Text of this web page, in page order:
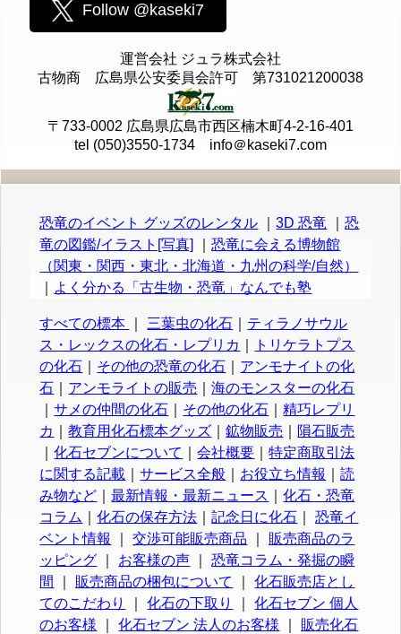
Follow @kaseki7
運営会社 ジュラ株式会社
古物商 広島県公安委員会許可 第731021200038
〒733-0002 広島県広島市西区楠木町4-2-16-401
tel (050)3550-1734 info＠kaseki7.com
恐竜のイベント グッズのレンタル ｜3D 恐竜 ｜恐
竜の図鑑/イラスト[写真]
｜恐竜に会える博物館
（関東・関西・東北・北海道・九州の科学/自然）
よく分かる「古生物・恐竜」なんでも塾
すべての標本 三葉虫の化石
ティラノサウル
ス・レックスの化石・レプリカ
トリケラトプス
の化石
その他の恐竜の化石
アンモナイトの化
石
アンモライトの販売 ｜海のモンスターの化石
｜サメの仲間の化石 その他の化石 ｜精巧レプリ
カ
｜教育用化石標本グッズ ｜鉱物販売
隕石販売
｜化石セブンについて ｜会社概要 ｜特定商取引法
に関する記載 ｜サービス全般 お役立ち情報 ｜読
み物など ｜最新情報・最新ニュース ｜化石・恐竜
コラム
｜化石の保存方法 ｜記念日に化石 ｜恐竜イ
ベント情報
｜交渉可能販売商品
販売商品のラ
ッピング
お客様の声 ｜恐竜コラム・発掘の瞬
間
販売商品の梱包について ｜化石販売店とし
てのこだわり
｜化石の下取り ｜化石セブン 個人
のお客様 ｜化石セブン 法人のお客様 販売化石